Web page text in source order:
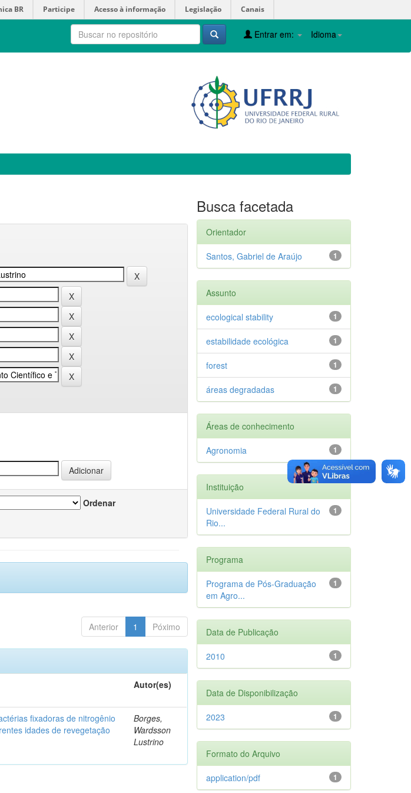
BR Participe Acesso à informação Legislação Canais
Idioma
Entrar em:
Ordenar
Anterior 1 Póximo
Autor(es)
fixadoras de nitrogênio
idades de revegetação
Borges,
Wardsson
Lustrino
Busca facetada
Orientador
1
Santos, Gabriel de Araújo
Assunto
1
ecological stability
1
estabilidade ecológica
1
forest
1
áreas degradadas
Áreas de conhecimento
1
Agronomia
Instituição
1
Universidade Federal Rural do
Rio...
Programa
1
Programa de Pós-Graduação
em Agro...
Data de Publicação
1
2010
Data de Disponibilização
1
2023
Formato do Arquivo
1
application/pdf